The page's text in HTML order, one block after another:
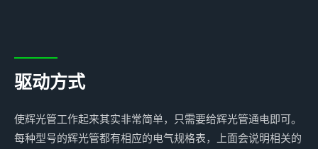
驱动方式
使辉光管工作起来其实非常简单，只需要给辉光管通电即可。
每种型号的辉光管都有相应的电气规格表，上面会说明相关的